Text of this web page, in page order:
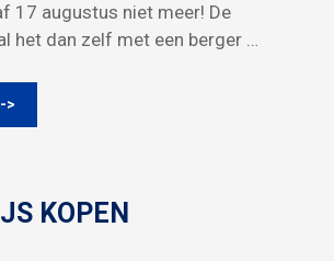
17 augustus niet meer! De
het dan zelf met een berger …
>
KOPEN